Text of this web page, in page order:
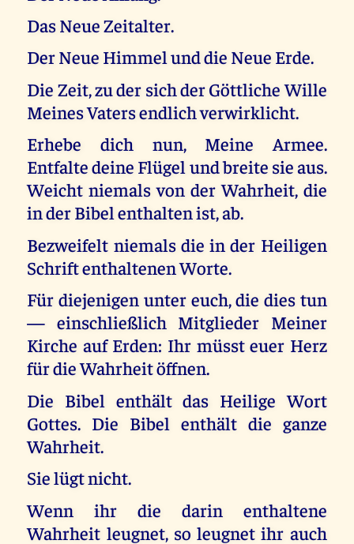
Das Neue Zeitalter.
Der Neue Himmel und die Neue Erde.
Die Zeit, zu der sich der Göttliche Wille
Meines Vaters endlich verwirklicht.
Erhebe dich nun, Meine Armee.
Entfalte deine Flügel und breite sie aus.
Weicht niemals von der Wahrheit, die
in der Bibel enthalten ist, ab.
Bezweifelt niemals die in der Heiligen
Schrift enthaltenen Worte.
Für diejenigen unter euch, die dies tun
— einschließlich Mitglieder Meiner
Kirche auf Erden: Ihr müsst euer Herz
für die Wahrheit öffnen.
Die Bibel enthält das Heilige Wort
Gottes. Die Bibel enthält die ganze
Wahrheit.
Sie lügt nicht.
Wenn ihr die darin enthaltene
Wahrheit leugnet, so leugnet ihr auch